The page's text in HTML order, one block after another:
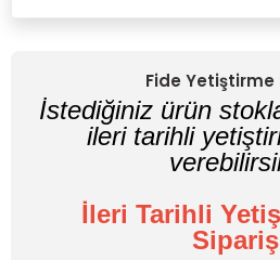
Fide Yetiştirme
İstediğiniz ürün
ileri tarihli
İleri Tarihli